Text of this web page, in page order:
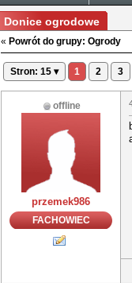
Donice ogrodowe
« Powrót do grupy: Ogrody
Stron: 15 ▾ 1 2 3
offline
przemek986
FACHOWIEC